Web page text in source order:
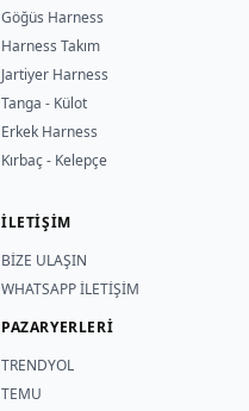
Göğüs Harness
Harness Takım
Jartiyer Harness
Tanga - Külot
Erkek Harness
Kırbaç - Kelepçe
İLETİŞİM
BİZE ULAŞIN
WHATSAPP İLETİŞİM
PAZARYERLERİ
TRENDYOL
TEMU